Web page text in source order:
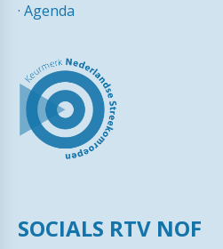
· Agenda
SOCIALS RTV NOF